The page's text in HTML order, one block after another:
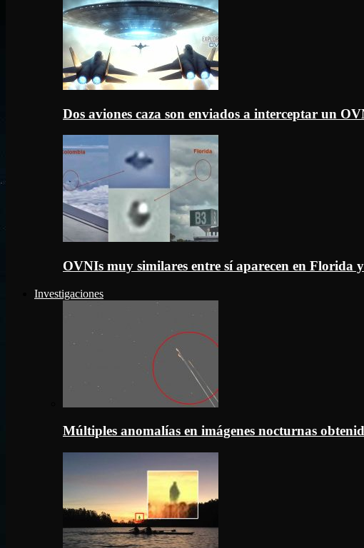
Dos aviones caza son enviados a interceptar un
OVNIs muy similares entre sí aparecen en Florida
Investigaciones
Múltiples anomalías en imágenes nocturnas